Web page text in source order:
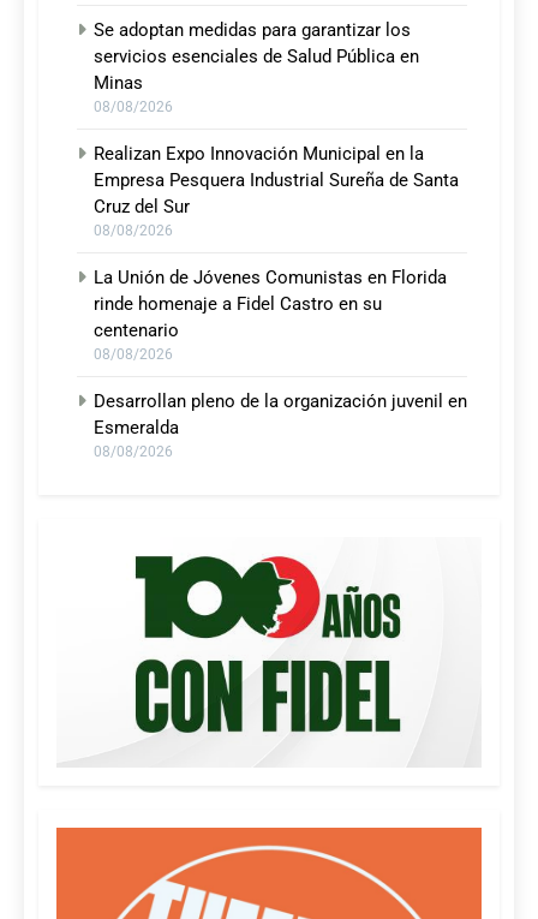
Se adoptan medidas para garantizar los
servicios esenciales de Salud Pública en
Minas
08/08/2026
Realizan Expo Innovación Municipal en la
Empresa Pesquera Industrial Sureña de Santa
Cruz del Sur
08/08/2026
La Unión de Jóvenes Comunistas en Florida
rinde homenaje a Fidel Castro en su
centenario
08/08/2026
Desarrollan pleno de la organización juvenil en
Esmeralda
08/08/2026